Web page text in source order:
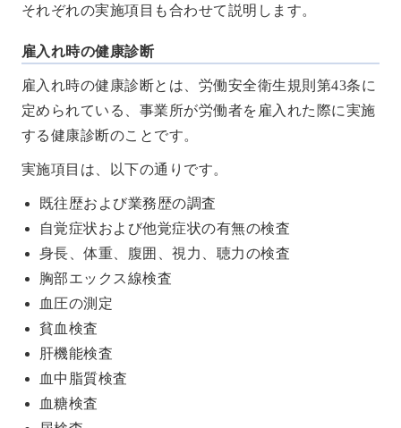
それぞれの実施項目も合わせて説明します。
雇入れ時の健康診断
雇入れ時の健康診断とは、労働安全衛生規則第43条に
定められている、事業所が労働者を雇入れた際に実施
する健康診断のことです。
実施項目は、以下の通りです。
既往歴および業務歴の調査
自覚症状および他覚症状の有無の検査
身長、体重、腹囲、視力、聴力の検査
胸部エックス線検査
血圧の測定
貧血検査
肝機能検査
血中脂質検査
血糖検査